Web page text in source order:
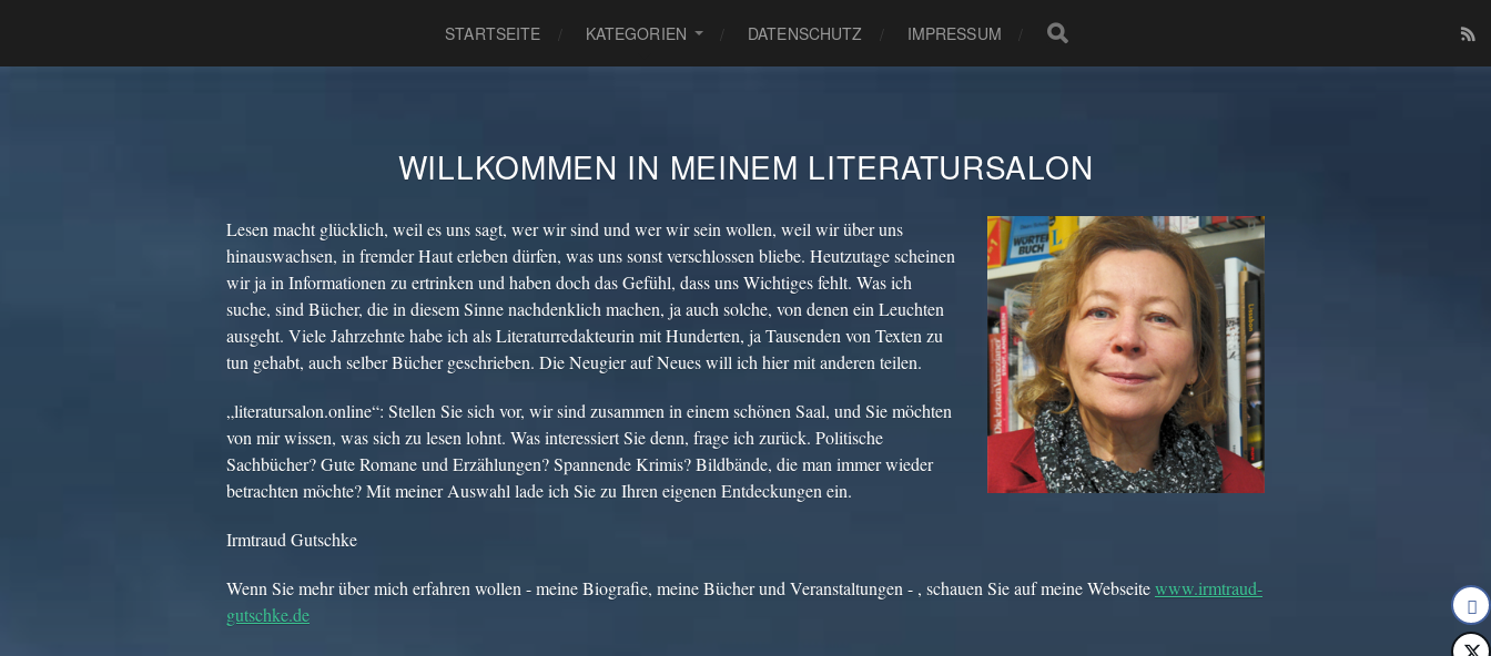
STARTSEITE KATEGORIEN DATENSCHUTZ IMPRESSUM
WILLKOMMEN IN MEINEM LITERATURSALON
Lesen macht glücklich, weil es uns sagt, wer wir sind und wer wir sein wollen, weil wir über uns
hinauswachsen, in fremder Haut erleben dürfen, was uns sonst verschlossen bliebe. Heutzutage scheinen
wir ja in Informationen zu ertrinken und haben doch das Gefühl, dass uns Wichtiges fehlt. Was ich
suche, sind Bücher, die in diesem Sinne nachdenklich machen, ja auch solche, von denen ein Leuchten
ausgeht. Viele Jahrzehnte habe ich als Literaturredakteurin mit Hunderten, ja Tausenden von Texten zu
tun gehabt, auch selber Bücher geschrieben. Die Neugier auf Neues will ich hier mit anderen teilen.
„literatursalon.online“: Stellen Sie sich vor, wir sind zusammen in einem schönen Saal, und Sie möchten
von mir wissen, was sich zu lesen lohnt. Was interessiert Sie denn, frage ich zurück. Politische
Sachbücher? Gute Romane und Erzählungen? Spannende Krimis? Bildbände, die man immer wieder
betrachten möchte? Mit meiner Auswahl lade ich Sie zu Ihren eigenen Entdeckungen ein.
Irmtraud Gutschke
Wenn Sie mehr über mich erfahren wollen - meine Biografie, meine Bücher und Veranstaltungen - , schauen Sie auf meine Webseitewww.irmtraud-
gutschke.de